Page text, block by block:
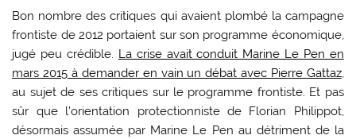
Bon nombre des critiques qui avaient plombé la campagne
frontiste de 2012 portaient sur son programme économique,
jugé peu crédible. La crise avait conduit Marine Le Pen en
mars 2015 à demander en vain un débat avec Pierre Gattaz,
au sujet de ses critiques sur le programme frontiste. Et pas
sûr que l’orientation protectionniste de Florian Philippot,
désormais assumée par Marine Le Pen au détriment de la